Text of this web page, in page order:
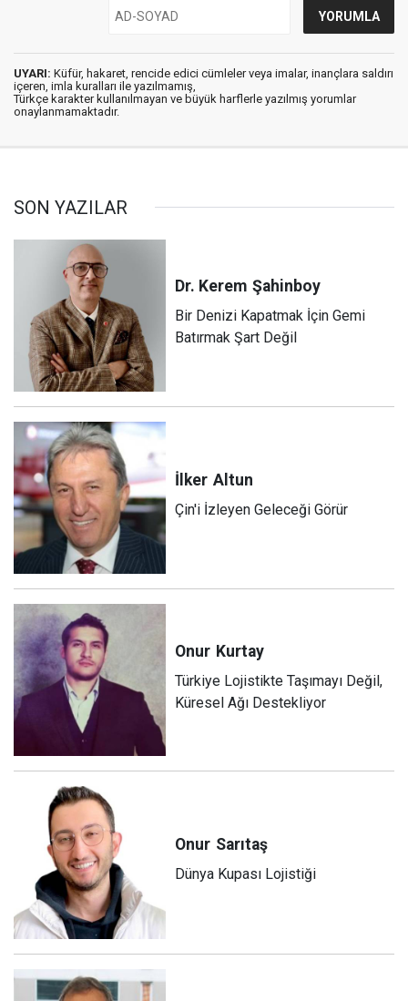
UYARI: Küfür, hakaret, rencide edici cümleler veya imalar, inançlara saldırı
içeren, imla kuralları ile yazılmamış,
Türkçe karakter kullanılmayan ve büyük harflerle yazılmış yorumlar
onaylanmamaktadır.
SON YAZILAR
Dr. Kerem Şahinboy
Bir Denizi Kapatmak İçin Gemi
Batırmak Şart Değil
İlker Altun
Çin'i İzleyen Geleceği Görür
Onur Kurtay
Türkiye Lojistikte Taşımayı Değil,
Küresel Ağı Destekliyor
Onur Sarıtaş
Dünya Kupası Lojistiği